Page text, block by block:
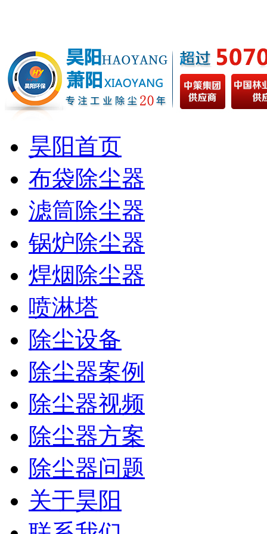
昊阳首页
布袋除尘器
滤筒除尘器
锅炉除尘器
焊烟除尘器
喷淋塔
除尘设备
除尘器案例
除尘器视频
除尘器方案
除尘器问题
关于昊阳